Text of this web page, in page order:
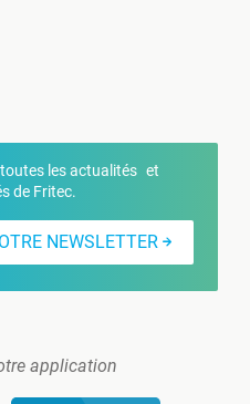
toutes les actualités et
de Fritec.
NEWSLETTER
application